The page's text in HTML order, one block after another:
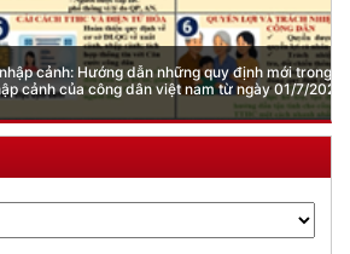
cảnh: Hướng dẫn những quy định mới trong lĩnh
của công dân việt nam từ ngày 01/7/2026